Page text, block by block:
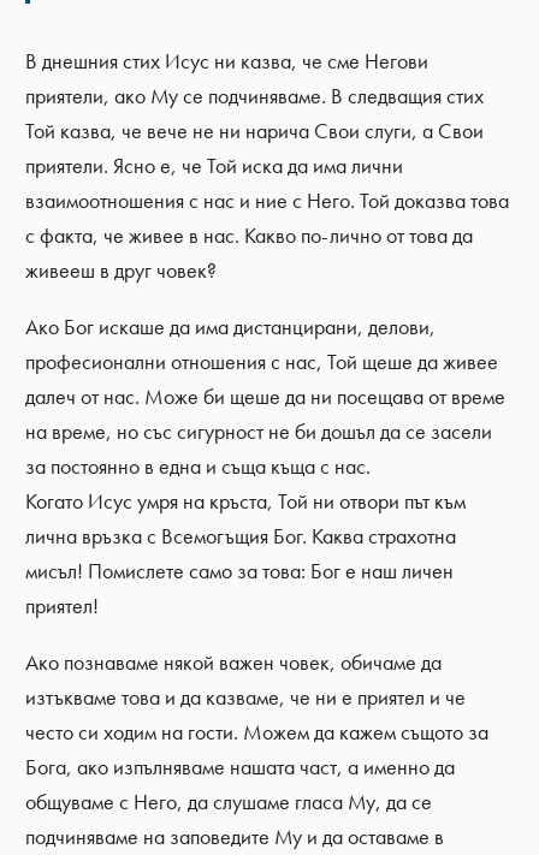
В днешния стих Исус ни казва, че сме Негови
приятели, ако Му се подчиняваме. В следващия стих
Той казва, че вече не ни нарича Свои слуги, а Свои
приятели. Ясно е, че Той иска да има лични
взаимоотношения с нас и ние с Него. Той доказва това
с факта, че живее в нас. Какво по-лично от това да
живееш в друг човек?
Ако Бог искаше да има дистанцирани, делови,
професионални отношения с нас, Той щеше да живее
далеч от нас. Може би щеше да ни посещава от време
на време, но със сигурност не би дошъл да се засели
за постоянно в една и съща къща с нас.
Когато Исус умря на кръста, Той ни отвори път към
лична връзка с Всемогъщия Бог. Каква страхотна
мисъл! Помислете само за това: Бог е наш личен
приятел!
Ако познаваме някой важен човек, обичаме да
изтъкваме това и да казваме, че ни е приятел и че
често си ходим на гости. Можем да кажем същото за
Бога, ако изпълняваме нашата част, а именно да
общуваме с Него, да слушаме гласа Му, да се
подчиняваме на заповедите Му и да оставаме в